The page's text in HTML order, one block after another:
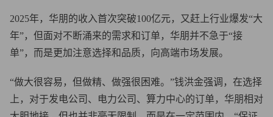
2025年，华朋的收入首次突破100亿元，又赶上行业爆发“大
年”，但面对不断涌来的需求和订单，华朋并不急于“接
单”，而是更加注意选择和品质，向高端市场发展。
“做大很容易，但做精、做强很困难。”钱洪金强调，在选择
上，对于发电公司、电力公司、算力中心的订单，华朋相对